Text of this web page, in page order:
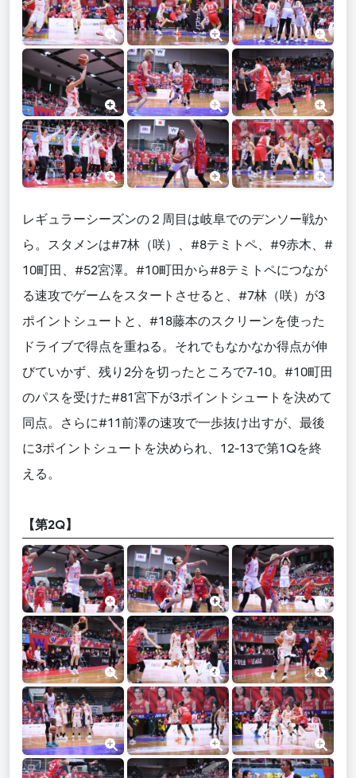
レギュラーシーズンの２周目は岐阜でのデンソー戦か
ら。スタメンは#7林（咲）、#8テミトペ、#9赤木、#
10町田、#52宮澤。#10町田から#8テミトペにつなが
る速攻でゲームをスタートさせると、#7林（咲）が3
ポイントシュートと、#18藤本のスクリーンを使った
ドライブで得点を重ねる。それでもなかなか得点が伸
びていかず、残り2分を切ったところで7-10。#10町田
のパスを受けた#81宮下が3ポイントシュートを決めて
同点。さらに#11前澤の速攻で一歩抜け出すが、最後
に3ポイントシュートを決められ、12-13で第1Qを終
える。
【第2Q】